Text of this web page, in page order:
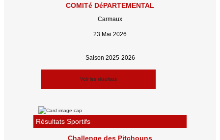
COMITé DéPARTEMENTAL
Carmaux
23 Mai 2026
Saison 2025-2026
Voir les résultats
Résultats Sportifs
Challenge des Pitchouns